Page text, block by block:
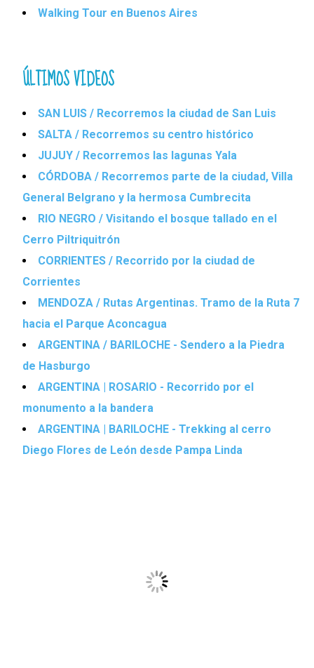
Walking Tour en Buenos Aires
ÚLTIMOS VIDEOS
SAN LUIS / Recorremos la ciudad de San Luis
SALTA / Recorremos su centro histórico
JUJUY / Recorremos las lagunas Yala
CÓRDOBA / Recorremos parte de la ciudad, Villa
General Belgrano y la hermosa Cumbrecita
RIO NEGRO / Visitando el bosque tallado en el
Cerro Piltriquitrón
CORRIENTES / Recorrido por la ciudad de
Corrientes
MENDOZA / Rutas Argentinas. Tramo de la Ruta 7
hacia el Parque Aconcagua
ARGENTINA / BARILOCHE - Sendero a la Piedra
de Hasburgo
ARGENTINA | ROSARIO - Recorrido por el
monumento a la bandera
ARGENTINA | BARILOCHE - Trekking al cerro
Diego Flores de León desde Pampa Linda